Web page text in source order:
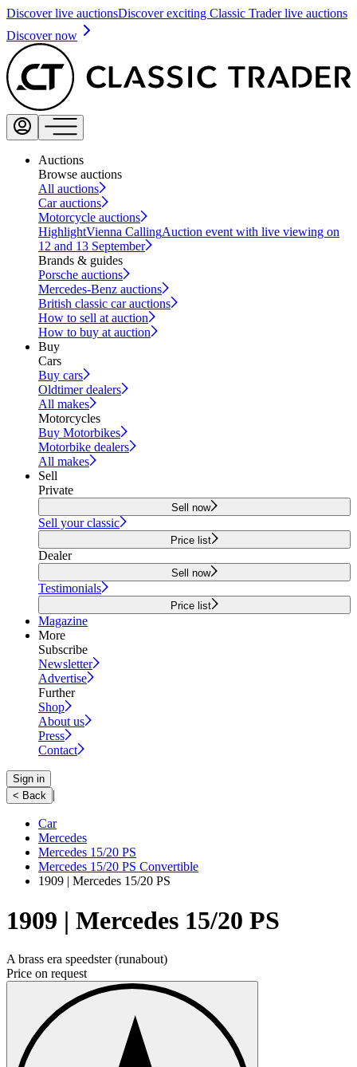
Discover live auctionsDiscover exciting Classic Trader live auctions
Discover now
Auctions
Browse auctions
All auctions
Car auctions
Motorcycle auctions
HighlightVienna CallingAuction event with live viewing on
12 and 13 September
Brands & guides
Porsche auctions
Mercedes-Benz auctions
British classic car auctions
How to sell at auction
How to buy at auction
Buy
Cars
Buy cars
Oldtimer dealers
All makes
Motorcycles
Buy Motorbikes
Motorbike dealers
All makes
Sell
Private
Sell now
Sell your classic
Price list
Dealer
Sell now
Testimonials
Price list
Magazine
More
Subscribe
Newsletter
Advertise
Further
Shop
About us
Press
Contact
Sign in
< Back |
Car
Mercedes
Mercedes 15/20 PS
Mercedes 15/20 PS Convertible
1909 | Mercedes 15/20 PS
1909 | Mercedes 15/20 PS
A brass era speedster (runabout)
Price on request